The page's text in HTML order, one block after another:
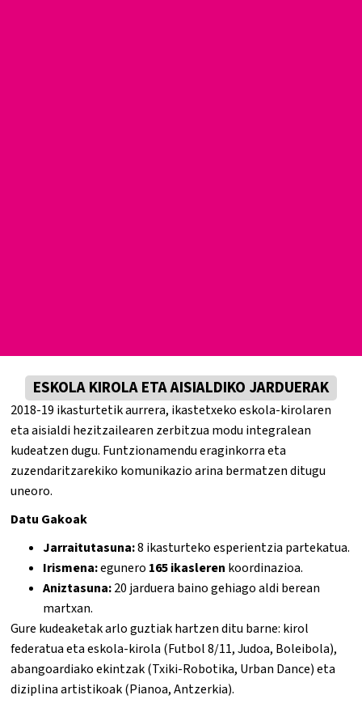
ESKOLA KIROLA ETA AISIALDIKO JARDUERAK
2018-19 ikasturtetik aurrera, ikastetxeko eskola-kirolaren
eta aisialdi hezitzailearen zerbitzua modu integralean
kudeatzen dugu. Funtzionamendu eraginkorra eta
zuzendaritzarekiko komunikazio arina bermatzen ditugu
uneoro.
Datu Gakoak
Jarraitutasuna:8 ikasturteko esperientzia partekatua.
Irismena:egunero 165 ikasleren koordinazioa.
Aniztasuna:20 jarduera baino gehiago aldi berean
martxan.
Gure kudeaketak arlo guztiak hartzen ditu barne: kirol
federatua eta eskola-kirola (Futbol 8/11, Judoa, Boleibola),
abangoardiako ekintzak (Txiki-Robotika, Urban Dance) eta
diziplina artistikoak (Pianoa, Antzerkia).